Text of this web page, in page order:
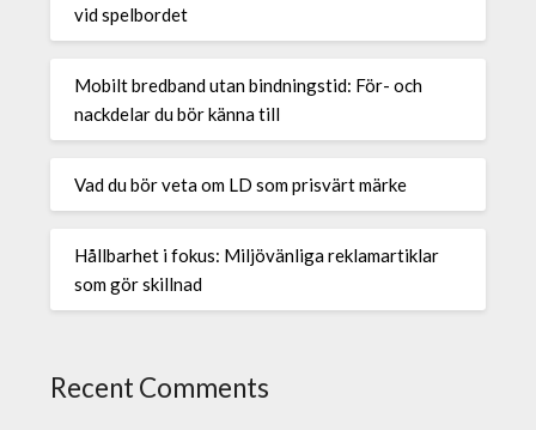
vid spelbordet
Mobilt bredband utan bindningstid: För- och
nackdelar du bör känna till
Vad du bör veta om LD som prisvärt märke
Hållbarhet i fokus: Miljövänliga reklamartiklar
som gör skillnad
Recent Comments